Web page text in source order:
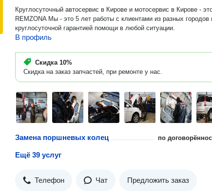
Круглосуточный автосервис в Кирове и мотосервис в Кирове -
REMZONA Мы - это 5 лет работы с клиентами из разных городов
круглосуточной гарантией помощи в любой ситуации.
В профиль
Скидка 10%
Скидка на заказ запчастей, при ремонте у нас.
Замена поршневых колец по
Ещё 39 услуг
Телефон Чат Предложить заказ